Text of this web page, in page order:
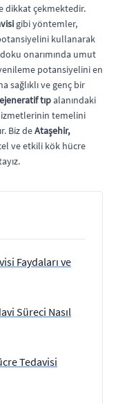
dikkat çekmektedir.
gibi yöntemler,
kullanarak
onarımında umut
potansiyelini en
sağlıklı ve genç bir
tıpalanındaki
temelini
Biz deAtaşehir,
ve etkili kök hücre
Faydaları ve
Süreci Nasıl
Tedavisi